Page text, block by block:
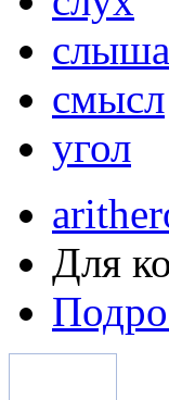
смысл
угол
Для